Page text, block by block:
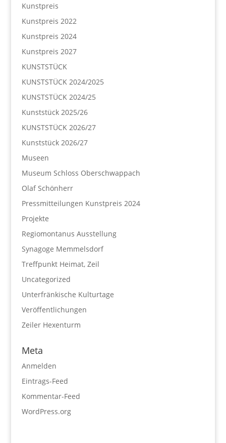
Kunstpreis
Kunstpreis 2022
Kunstpreis 2024
Kunstpreis 2027
KUNSTSTÜCK
KUNSTSTÜCK 2024/2025
KUNSTSTÜCK 2024/25
Kunststück 2025/26
KUNSTSTÜCK 2026/27
Kunststück 2026/27
Museen
Museum Schloss Oberschwappach
Olaf Schönherr
Pressmitteilungen Kunstpreis 2024
Projekte
Regiomontanus Ausstellung
Synagoge Memmelsdorf
Treffpunkt Heimat, Zeil
Uncategorized
Unterfränkische Kulturtage
Veröffentlichungen
Zeiler Hexenturm
Meta
Anmelden
Eintrags-Feed
Kommentar-Feed
WordPress.org